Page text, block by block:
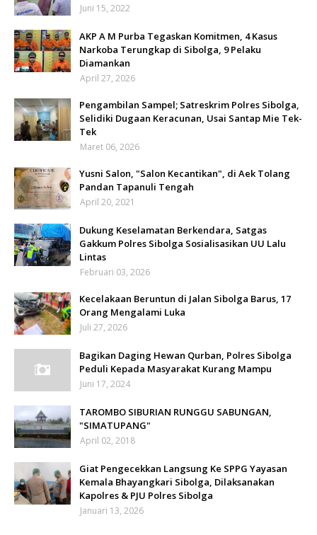
Juni 15, 2022
AKP A M Purba Tegaskan Komitmen, 4 Kasus
Narkoba Terungkap di Sibolga, 9 Pelaku
Diamankan
April 27, 2026
Pengambilan Sampel; Satreskrim Polres Sibolga,
Selidiki Dugaan Keracunan, Usai Santap Mie Tek-
Tek
Maret 06, 2026
Yusni Salon, "Salon Kecantikan", di Aek Tolang
Pandan Tapanuli Tengah
April 20, 2021
Dukung Keselamatan Berkendara, Satgas
Gakkum Polres Sibolga Sosialisasikan UU Lalu
Lintas
Februari 03, 2026
Kecelakaan Beruntun di Jalan Sibolga Barus, 17
Orang Mengalami Luka
Juli 27, 2026
Bagikan Daging Hewan Qurban, Polres Sibolga
Peduli Kepada Masyarakat Kurang Mampu
Juni 17, 2024
TAROMBO SIBURIAN RUNGGU SABUNGAN,
"SIMATUPANG"
April 02, 2018
Giat Pengecekkan Langsung Ke SPPG Yayasan
Kemala Bhayangkari Sibolga, Dilaksanakan
Kapolres & PJU Polres Sibolga
Januari 13, 2026